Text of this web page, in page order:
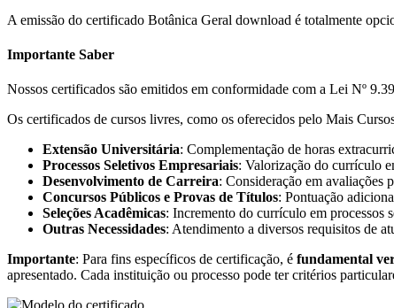
A emissão do certificado Botânica Geral download é totalmente
Importante Saber
Nossos certificados são emitidos em conformidade com a Lei Nº
Os certificados de cursos livres, como os oferecidos pelo Mais
Extensão Universitária: Complementação de horas
Processos Seletivos Empresariais: Valorização do currículo
Desenvolvimento de Carreira: Consideração em avaliações
Concursos Públicos e Provas de Títulos: Pontuação
Seleções Acadêmicas: Incremento do currículo em processos
Outras Necessidades: Atendimento a diversos requisitos de
Importante: Para fins específicos de certificação, é fundamental
apresentado. Cada instituição ou processo pode ter critérios